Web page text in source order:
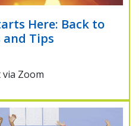
Here: Back to
and Tips
Zoom